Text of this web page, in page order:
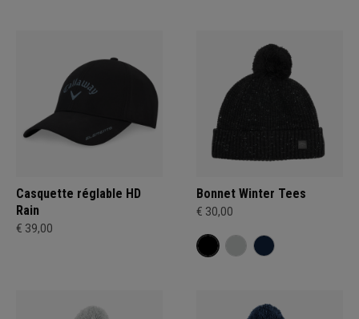
Casquette réglable HD
Rain
€ 39,00
Bonnet Winter Tees
€ 30,00